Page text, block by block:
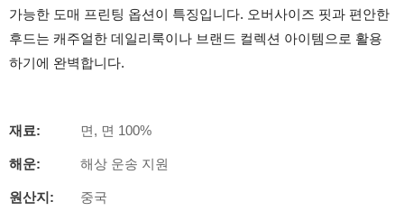
가능한 도매 프린팅 옵션이 특징입니다. 오버사이즈 핏과 편안한
후드는 캐주얼한 데일리룩이나 브랜드 컬렉션 아이템으로 활용
하기에 완벽합니다.
재료: 면, 면 100%
해운: 해상 운송 지원
원산지: 중국